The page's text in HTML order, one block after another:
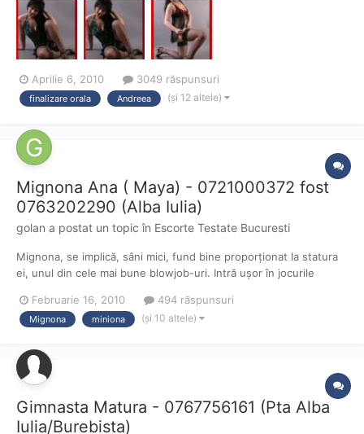
locuieste singura. Tipa lucreaza de cca 10 ani in domeniu dar
este inca in forma - varsta cca 33-35 ani. Foarte curata, in...
Aprilie 6, 2010 3049 răspunsuri
finalizare orala Andreea (și 12 altele)
Mignona Ana ( Maya) - 0721000372 fost
0763202290 (Alba Iulia)
golan a postat un topic în Escorte Testate Bucuresti
Mignona, se implică, sâni mici, fund bine proporţionat la statura
ei, unul din cele mai bune blowjob-uri. Intră uşor în jocurile
la un moment dat a abosit şi am scăpat cu „ea” vie şi nevătămată.
GFE bun spre foarte bun. Mai stă cu o fa...
Februarie 16, 2010 494 răspunsuri
Mignona miniona (și 10 altele)
Gimnasta Matura - 0767756161 (Pta Alba
Iulia/Burebista)